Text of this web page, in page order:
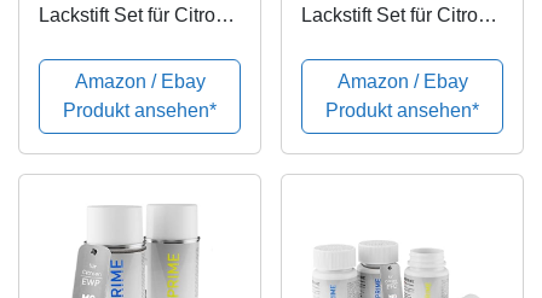
Lackstift Set für Citroen
Nacre/Shark Grau
Metallic Basislack
Klarlack je 50ml
Amazon / Ebay
Produkt ansehen*
Lackstift Set für Citroen
Blau Basislack
Klarlack je 50ml
Amazon / Ebay
Produkt ansehen*